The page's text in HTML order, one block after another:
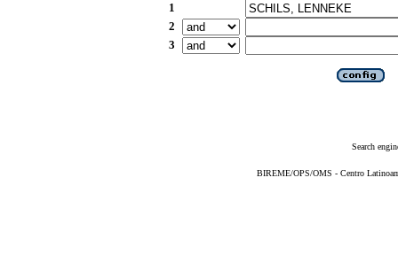
1
2
3
Search
BIREME/OPS/OMS - Centro